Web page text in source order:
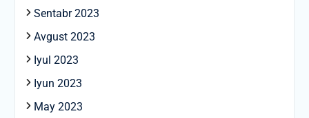
Sentabr 2023
Avgust 2023
Iyul 2023
Iyun 2023
May 2023